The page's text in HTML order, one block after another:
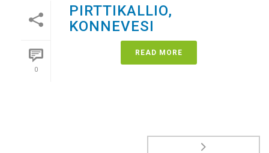
0
PIRTTIKALLIO,
KONNEVESI
READ MORE